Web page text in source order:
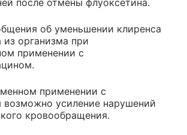
после отмены флуоксетина.
об уменьшении клиренса
организма при
применении с
применении с
возможно усиление нарушений
кровообращения.